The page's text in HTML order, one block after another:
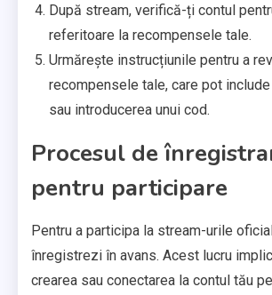
După stream, verifică-ți contul
referitoare la recompensele tale.
Urmărește instrucțiunile pentru a
recompensele tale, care pot
sau introducerea unui cod.
Procesul de
pentru participare
Pentru a participa la stream-urile
înregistrezi în avans. Acest lucru
crearea sau conectarea la contul tău